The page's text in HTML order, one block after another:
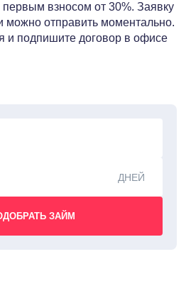
взносом от 30%. Заявку
можно отправить моментально.
и подпишите договор в офисе
ДНЕЙ